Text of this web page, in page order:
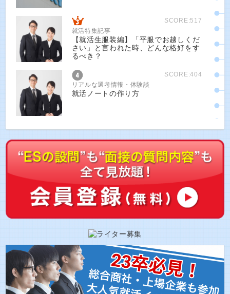
SCORE:517
就活特集記事
【就活生服装編】「平服でお越しくだ
さい」と言われた時、どんな格好をす
るべき？
SCORE:404
リアルな選考情報・体験談
就活ノートの作り方